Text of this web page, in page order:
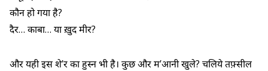
कौन हो गया है?
दैर… काबा… या ख़ुद मीर?
और यही इस शे’र का हुस्न भी है। कुछ और म’आनी खुले? चलिये तफ़्सील